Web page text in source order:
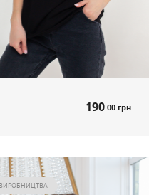
190.00 грн
чорний артикул 565